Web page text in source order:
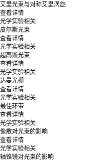
艾里光束与对称艾里涡旋
查看详情
光学实验相关
皮尔斯光束
查看详情
光学实验相关
超高斯光束
查看详情
光学实验相关
达曼光栅
查看详情
光学实验相关
最佳环带
查看详情
光学实验相关
像散对光束的影响
查看详情
光学实验相关
轴锥镜对光束的影响